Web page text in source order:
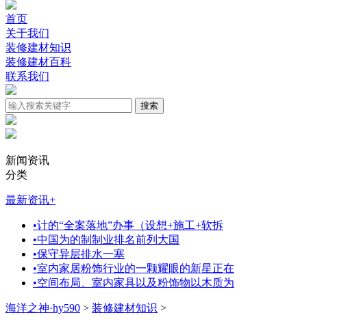
首页
关于我们
装修建材知识
装修建材百科
联系我们
新闻资讯
分类
最新资讯+
•计的“全案落地”办事（设想+施工+软拆
•中国为的制制业排名前列大国
•保守异层排水一塞
•室内家居粉饰行业的一颗耀眼的新星正在
•空间布局、室内家具以及粉饰物以木质为
海洋之神·hy590 > 装修建材知识 >